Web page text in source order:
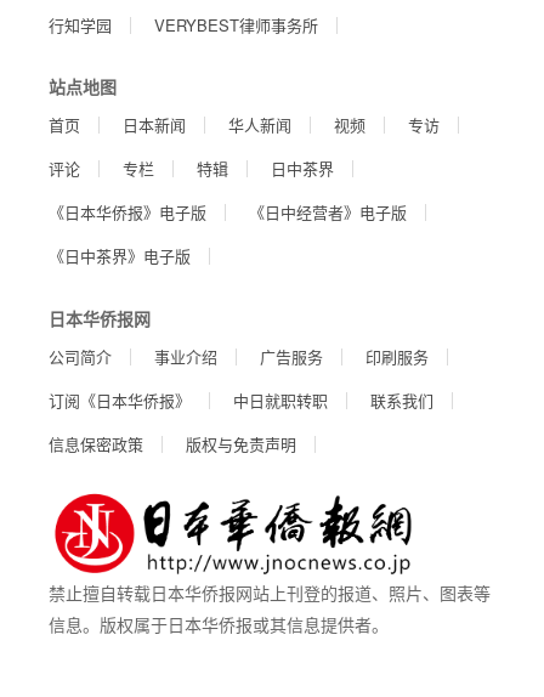
行知学园
VERYBEST律师事务所
站点地图
首页 日本新闻 华人新闻 视频
专访
评论
专栏 特辑
日中茶界
《日本华侨报》电子版
《日中经营者》电子版
《日中茶界》电子版
日本华侨报网
公司简介 事业介绍 广告服务
印刷服务
订阅《日本华侨报》
中日就职转职
联系我们
信息保密政策
版权与免责声明
禁止擅自转载日本华侨报网站上刊登的报道、照片、图表等
信息。版权属于日本华侨报或其信息提供者。